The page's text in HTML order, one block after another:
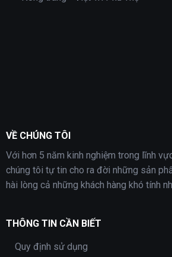
VỀ CHÚNG TÔI
Với hơn 5 năm kinh nghiệm trong lĩnh
chúng tôi tự tin cho ra đời những sản
hài lòng cả những khách hàng khó tính
THÔNG TIN CẦN BIẾT
Quy định sử dụng